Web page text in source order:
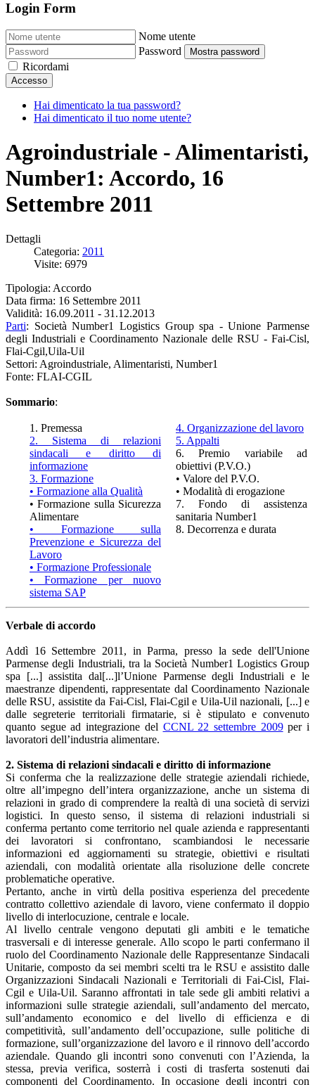
Login Form
Nome utente
Password
Mostra password
Ricordami
Accesso
Hai dimenticato la tua password?
Hai dimenticato il tuo nome utente?
Agroindustriale - Alimentaristi,
Number1: Accordo, 16
Settembre 2011
Dettagli
Categoria: 2011
Visite: 6979
Tipologia: Accordo
Data firma: 16 Settembre 2011
Validità: 16.09.2011 - 31.12.2013
Parti: Società Number1 Logistics Group spa - Unione Parmense
degli Industriali e Coordinamento Nazionale delle RSU - Fai-Cisl,
Flai-Cgil,Uila-Uil
Settori: Agroindustriale, Alimentaristi, Number1
Fonte: FLAI-CGIL
Sommario:
1. Premessa
2. Sistema di relazioni
sindacali e diritto di
informazione
3. Formazione
• Formazione alla Qualità
• Formazione sulla Sicurezza
Alimentare
• Formazione sulla
Prevenzione e Sicurezza del
Lavoro
• Formazione Professionale
• Formazione per nuovo
sistema SAP
4. Organizzazione del lavoro
5. Appalti
6. Premio variabile ad
obiettivi (P.V.O.)
• Valore del P.V.O.
• Modalità di erogazione
7. Fondo di assistenza
sanitaria Number1
8. Decorrenza e durata
Verbale di accordo
Addì 16 Settembre 2011, in Parma, presso la sede dell'Unione
Parmense degli Industriali, tra la Società Number1 Logistics Group
spa [...] assistita dal[...]l’Unione Parmense degli Industriali e le
maestranze dipendenti, rappresentate dal Coordinamento Nazionale
delle RSU, assistite da Fai-Cisl, Flai-Cgil e Uila-Uil nazionali, [...] e
dalle segreterie territoriali firmatarie, si è stipulato e convenuto
quanto segue ad integrazione del CCNL 22 settembre 2009per i
lavoratori dell’industria alimentare.
2. Sistema di relazioni sindacali e diritto di informazione
Si conferma che la realizzazione delle strategie aziendali richiede,
oltre all’impegno dell’intera organizzazione, anche un sistema di
relazioni in grado di comprendere la realtà di una società di servizi
logistici. In questo senso, il sistema di relazioni industriali si
conferma pertanto come territorio nel quale azienda e rappresentanti
dei lavoratori si confrontano, scambiandosi le necessarie
informazioni ed aggiornamenti su strategie, obiettivi e risultati
aziendali, con modalità orientate alla risoluzione delle concrete
problematiche operative.
Pertanto, anche in virtù della positiva esperienza del precedente
contratto collettivo aziendale di lavoro, viene confermato il doppio
livello di interlocuzione, centrale e locale.
Al livello centrale vengono deputati gli ambiti e le tematiche
trasversali e di interesse generale. Allo scopo le parti confermano il
ruolo del Coordinamento Nazionale delle Rappresentanze Sindacali
Unitarie, composto da sei membri scelti tra le RSU e assistito dalle
Organizzazioni Sindacali Nazionali e Territoriali di Fai-Cisl, Flai-
Cgil e Uila-Uil. Saranno affrontati in tale sede gli ambiti relativi a
informazioni sulle strategie aziendali, sull’andamento del mercato,
sull’andamento economico e del livello di efficienza e di
competitività, sull’andamento dell’occupazione, sulle politiche di
formazione, sull’organizzazione del lavoro e il rinnovo dell’accordo
aziendale. Quando gli incontri sono convenuti con l’Azienda, la
stessa, previa verifica, sosterrà i costi di trasferta sostenuti dai
componenti del Coordinamento. In occasione degli incontri con